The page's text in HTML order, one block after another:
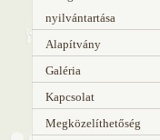
nyilvántartása
Alapítvány
Galéria
Kapcsolat
Megközelíthetőség